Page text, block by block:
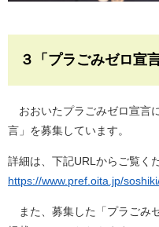
３「プラごみゼロ宣
おおいたプラごみゼロ宣言
言」を募集しています。
詳細は、下記URLからご覧く
https://www.pref.oita.jp/
また、募集した「プラごみ